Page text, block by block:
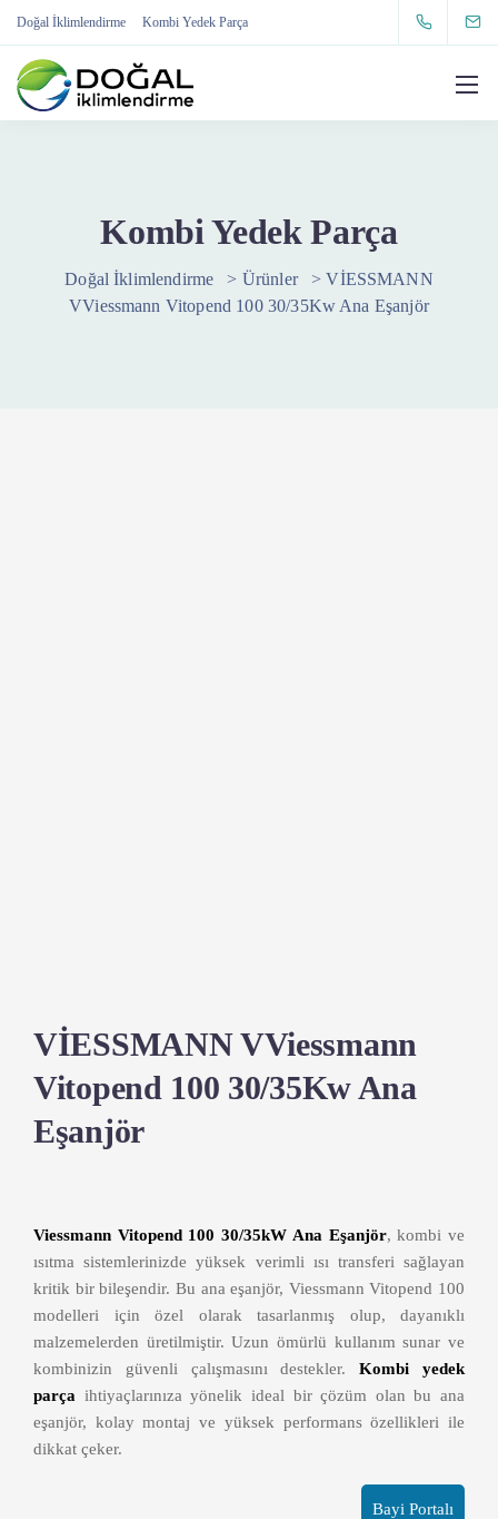
Doğal İklimlendirme Kombi Yedek Parça
Kombi Yedek Parça
Doğal İklimlendirme > Ürünler >VİESSMANN
VViessmann Vitopend 100 30/35Kw Ana Eşanjör
VİESSMANN VViessmann
Vitopend 100 30/35Kw Ana
Eşanjör
Viessmann Vitopend 100 30/35kW Ana Eşanjör, kombi ve
ısıtma sistemlerinizde yüksek verimli ısı transferi sağlayan
kritik bir bileşendir. Bu ana eşanjör, Viessmann Vitopend 100
modelleri için özel olarak tasarlanmış olup, dayanıklı
malzemelerden üretilmiştir. Uzun ömürlü kullanım sunar ve
kombinizin güvenli çalışmasını destekler.Kombi yedek
parça ihtiyaçlarınıza yönelik ideal bir çözüm olan bu ana
eşanjör, kolay montaj ve yüksek performans özellikleri ile
dikkat çeker.
Bayi Portalı